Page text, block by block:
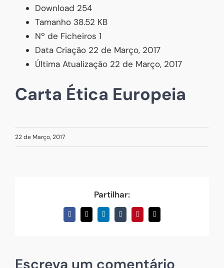
Download 254
Tamanho 38.52 KB
Nº de Ficheiros 1
Data Criação 22 de Março, 2017
Última Atualização 22 de Março, 2017
Carta Ética Europeia
22 de Março, 2017
Partilhar:
Facebook
X LinkedInTumblrPinterestEmail
(necessário
Escreva um comentário